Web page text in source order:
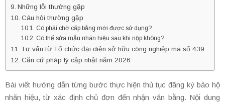
Những lỗi thường gặp
Câu hỏi thường gặp
Có phải chờ cấp bằng mới được sử dụng?
Có thể sửa mẫu nhãn hiệu sau khi nộp không?
Tư vấn từ Tổ chức đại diện sở hữu công nghiệp mã số 439
Căn cứ pháp lý cập nhật năm 2026
Bài viết hướng dẫn từng bước thực hiện thủ tục đăng ký bảo hộ
nhãn hiệu, từ xác định chủ đơn đến nhận văn bằng. Nội dung